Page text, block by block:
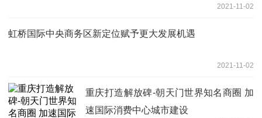
2021-11-02
虹桥国际中央商务区新定位赋予更大发展机遇
2021-11-02
重庆打造解放碑-朝天门世界知名商圈 加
速国际消费中心城市建设